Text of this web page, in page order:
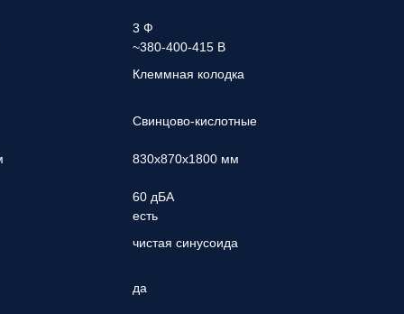
3 Ф
~380-400-415 В
Клеммная колодка
Свинцово-кислотные
830x870x1800 мм
60 дБА
есть
чистая синусоида
да